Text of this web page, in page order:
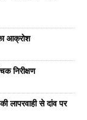
आक्रोश
निरीक्षण
लापरवाही से दांव पर